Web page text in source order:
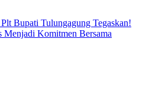
Bupati Tulungagung Tegaskan!
Menjadi Komitmen Bersama